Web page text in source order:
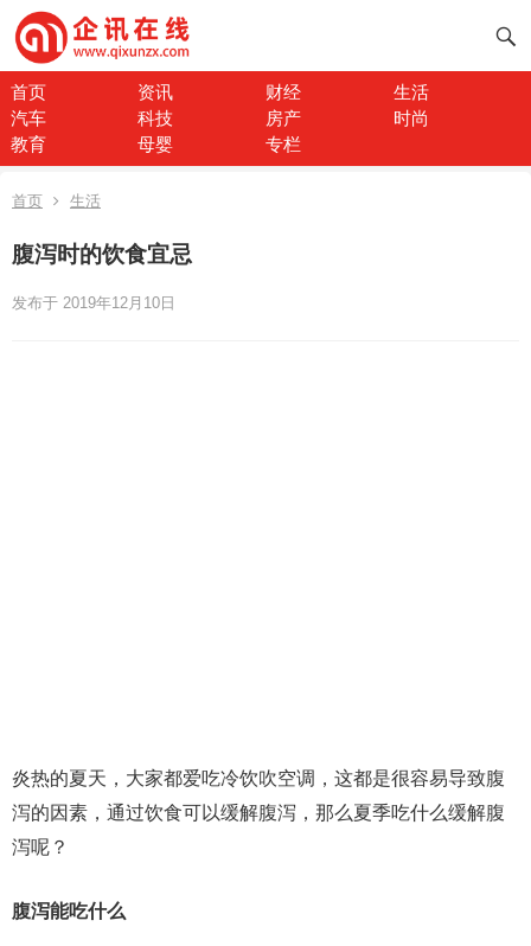
首页 资讯 财经
生活
汽车
科技 房产
时尚
教育
母婴 专栏
首页 生活
腹泻时的饮食宜忌
发布于 2019年12月10日
炎热的夏天，大家都爱吃冷饮吹空调，这都是很容易导致腹
泻的因素，通过饮食可以缓解腹泻，那么夏季吃什么缓解腹
泻呢？
腹泻能吃什么